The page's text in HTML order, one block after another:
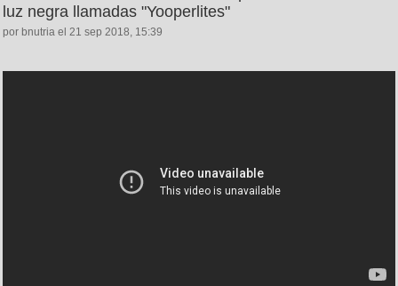
luz negra llamadas "Yooperlites"
por bnutria el 21 sep 2018, 15:39